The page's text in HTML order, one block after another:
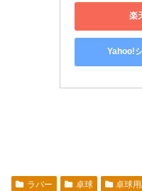
楽
Yahoo!
ラバー 卓球 卓球